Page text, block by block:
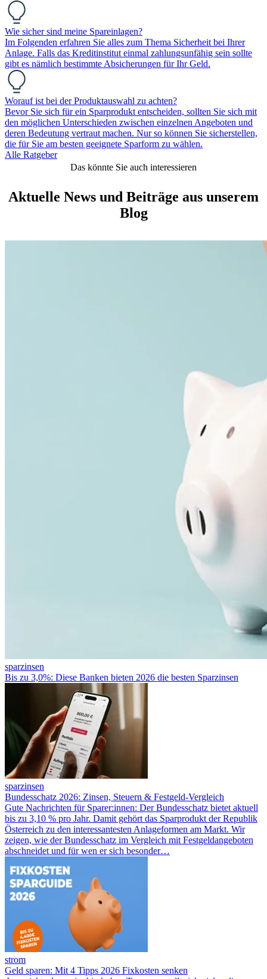
Wie sicher sind meine Spareinlagen?
Im Folgenden erfahren Sie alles zum Thema Sicherheit bei Ihrer
Anlage. Falls das Kreditinstitut einmal zahlungsunfähig sein sollte
gibt es nämlich bestimmte Absicherungen für Ihr Geld.
Worauf ist bei der Produktauswahl zu achten?
Bevor Sie sich für ein Sparprodukt entscheiden, sollten Sie sich mit
den möglichen Unterschieden zwischen einzelnen Angeboten und
deren Bedeutung vertraut machen. Nur so können Sie sicherstellen,
die für Sie am besten geeignete Sparform zu wählen.
Alle Ratgeber
Das könnte Sie auch interessieren
Aktuelle News und Beiträge aus unserem
Blog
sparzinsen
Bis zu 3,0%: Diese Banken bieten 2026 die besten Sparzinsen
sparzinsen
Bundesschatz 2026: Zinsen, Steuern & Festgeld-Vergleich
Gute Nachrichten für Sparer:innen: Der Bundesschatz bietet aktuell
bis zu 3,10 % pro Jahr. Damit gehört das Sparprodukt der Republik
Österreich zu den interessantesten Anlageformen am Markt. Wir
zeigen, wie der Bundesschatz im Vergleich mit Festgeldangeboten
abschneidet und für wen er sich besonder…
strom
Geld sparen: Mit 4 Tipps 2026 Fixkosten senken